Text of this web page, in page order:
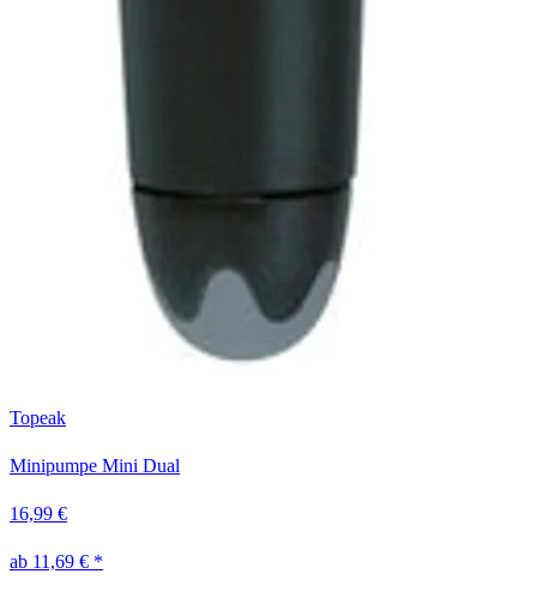
Topeak
Minipumpe Mini Dual
16,99 €
ab 11,69 € *